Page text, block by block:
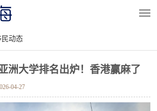
民动态
洲大学排名出炉！香港赢麻了
04-27